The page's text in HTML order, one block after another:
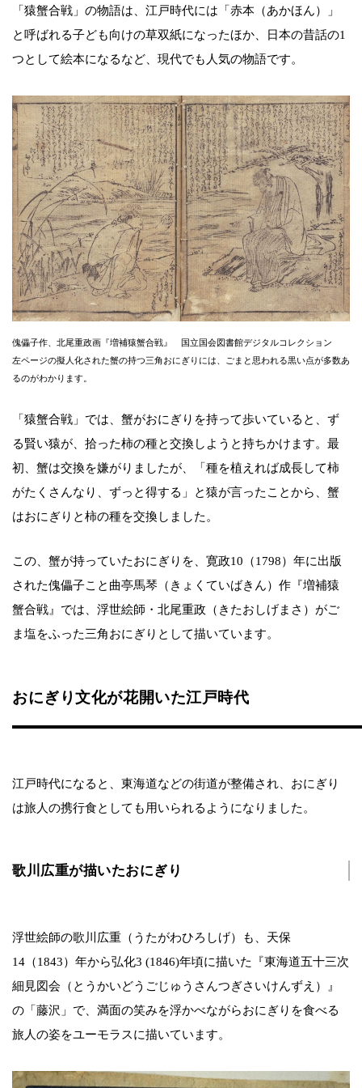
「猿蟹合戦」の物語は、江戸時代には「赤本（あかほん）」
と呼ばれる子ども向けの草双紙になったほか、日本の昔話の1
つとして絵本になるなど、現代でも人気の物語です。
傀儡子作、北尾重政画『増補猿蟹合戦』 国立国会図書館デジタルコレクション
左ページの擬人化された蟹の持つ三角おにぎりには、ごまと思われる黒い点が多数あ
るのがわかります。
「猿蟹合戦」では、蟹がおにぎりを持って歩いていると、ず
る賢い猿が、拾った柿の種と交換しようと持ちかけます。最
初、蟹は交換を嫌がりましたが、「種を植えれば成長して柿
がたくさんなり、ずっと得する」と猿が言ったことから、蟹
はおにぎりと柿の種を交換しました。
この、蟹が持っていたおにぎりを、寛政10（1798）年に出版
された傀儡子こと曲亭馬琴（きょくていばきん）作『増補猿
蟹合戦』では、浮世絵師・北尾重政（きたおしげまさ）がご
ま塩をふった三角おにぎりとして描いています。
おにぎり文化が花開いた江戸時代
江戸時代になると、東海道などの街道が整備され、おにぎり
は旅人の携行食としても用いられるようになりました。
歌川広重が描いたおにぎり
浮世絵師の歌川広重（うたがわひろしげ）も、天保
14（1843）年から弘化3 (1846)年頃に描いた『東海道五十三次
細見図会（とうかいどうごじゅうさんつぎさいけんずえ）』
の「藤沢」で、満面の笑みを浮かべながらおにぎりを食べる
旅人の姿をユーモラスに描いています。